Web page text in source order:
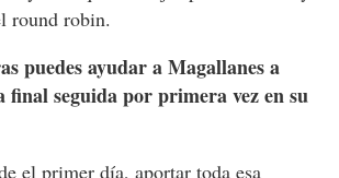
round robin.
puedes ayudar a Magallanes a
final seguida por primera vez en su
el primer día, aportar toda esa